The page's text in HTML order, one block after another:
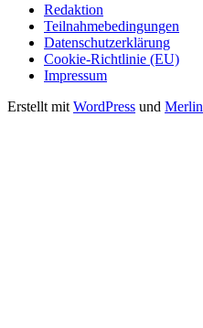
Redaktion
Teilnahmebedingungen
Datenschutzerklärung
Cookie-Richtlinie (EU)
Impressum
Erstellt mit WordPress und Merlin